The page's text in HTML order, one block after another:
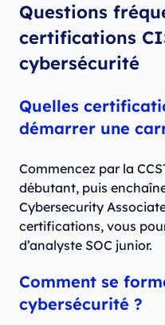
Questions
certifications
cybersécurité
Quelles
démarrer une
Commencez par la
débutant, puis
Cybersecurity
certifications, vous
d’analyste SOC junior.
Comment se
cybersécurité ?